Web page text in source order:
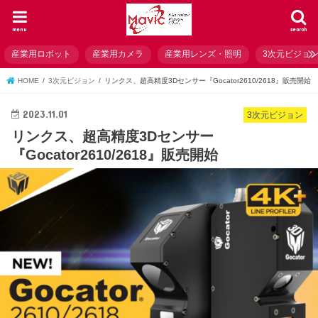
search
menu
産業用ロボット 産業用カメラ 産業用レンズ・照明 3次元ビジョ
HOME 3次元ビジョン リンクス、超高精度3Dセンサー『Gocator2610/2618』販売開始
3次元ビジョン
2023.11.01
リンクス、超高精度3Dセンサー
『Gocator2610/2618』販売開始